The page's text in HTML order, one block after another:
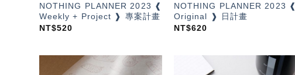
NOTHING PLANNER 2023 ❰
Weekly + Project ❱ 專案計畫
NT$520
NOTHING PLANNER 2023 ❰
Original ❱ 日計畫
NT$620